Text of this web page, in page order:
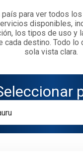
país para ver todos
disponibles,
los tipos de uso y
cada destino. Todo lo
sola vista clara.